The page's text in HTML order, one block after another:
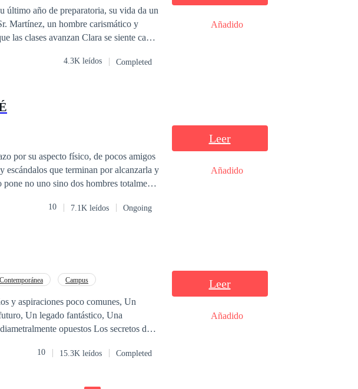
último año de preparatoria, su vida da un
Martínez, un hombre carismático y
las clases avanzan Clara se siente cada
4.3K leídos Completed
Añadido
por su aspecto físico, de pocos amigos
escándalos que terminan por alcanzarla y
lucha contra los trastornos alimenticios.
10 7.1K leídos Ongoing
Leer
Añadido
Contemporánea
Campus
10 15.3K leídos Completed
Leer
Añadido